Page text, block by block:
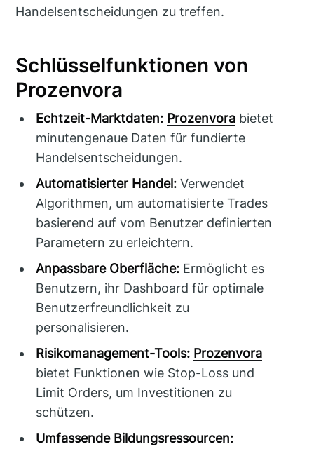
Handelsentscheidungen zu treffen.
Schlüsselfunktionen von
Prozenvora
Echtzeit-Marktdaten: Prozenvora bietet
minutengenaue Daten für fundierte
Handelsentscheidungen.
Automatisierter Handel: Verwendet
Algorithmen, um automatisierte Trades
basierend auf vom Benutzer definierten
Parametern zu erleichtern.
Anpassbare Oberfläche: Ermöglicht es
Benutzern, ihr Dashboard für optimale
Benutzerfreundlichkeit zu
personalisieren.
Risikomanagement-Tools: Prozenvora
bietet Funktionen wie Stop-Loss und
Limit Orders, um Investitionen zu
schützen.
Umfassende Bildungsressourcen: